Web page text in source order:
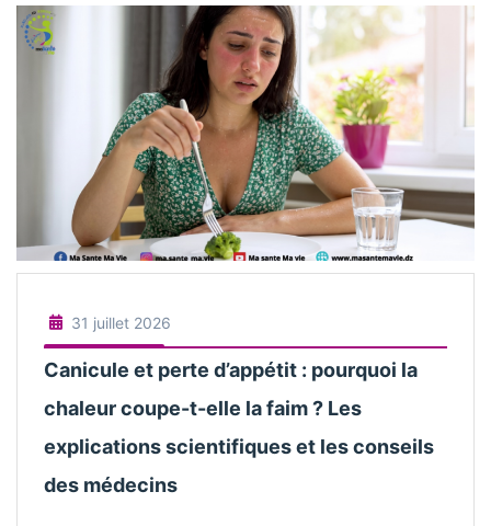
31 juillet 2026
Canicule et perte d’appétit : pourquoi la
chaleur coupe-t-elle la faim ? Les
explications scientifiques et les conseils
des médecins